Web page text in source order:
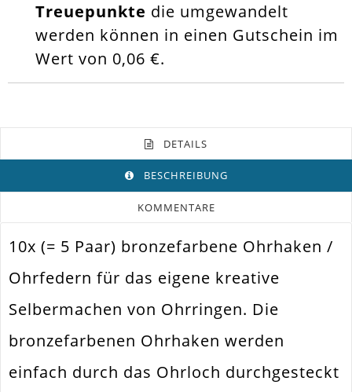
Treuepunkte die umgewandelt
werden können in einen Gutschein im
Wert von 0,06 €.
DETAILS
BESCHREIBUNG
KOMMENTARE
Farbe Bronze
Funktion Ohrring
Spezifikation Ohrhaken. Ohrfeder
Verwendung Ohrhänger
Fädelloch /
2mm
10x (= 5 Paar) bronzefarbene Ohrhaken /
Ohrfedern für das eigene kreative
Selbermachen von Ohrringen. Die
bronzefarbenen Ohrhaken werden
einfach durch das Ohrloch durchgesteckt